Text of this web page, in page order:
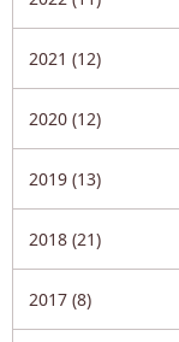
2021 (12)
2020 (12)
2019 (13)
2018 (21)
2017 (8)